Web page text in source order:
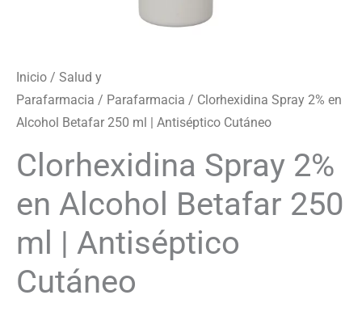
Inicio / Salud y
Parafarmacia / Parafarmacia / Clorhexidina Spray 2% en
Alcohol Betafar 250 ml | Antiséptico Cutáneo
Clorhexidina Spray 2%
en Alcohol Betafar 250
ml | Antiséptico
Cutáneo